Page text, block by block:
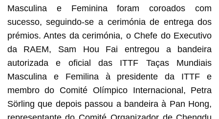
Masculina e Feminina foram coroados com
sucesso, seguindo-se a cerimónia de entrega dos
prémios. Antes da cerimónia, o Chefe do Executivo
da RAEM, Sam Hou Fai entregou a bandeira
autorizada e oficial das ITTF Taças Mundiais
Masculina e Femilina à presidente da ITTF e
membro do Comité Olímpico Internacional, Petra
Sörling que depois passou a bandeira à Pan Hong,